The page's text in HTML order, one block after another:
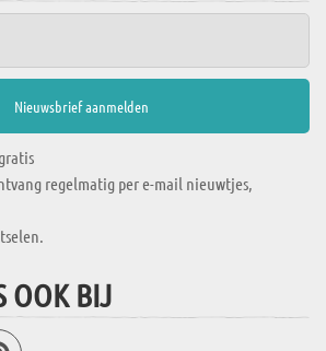
regelmatig per e-mail nieuwtjes,
OOK BIJ